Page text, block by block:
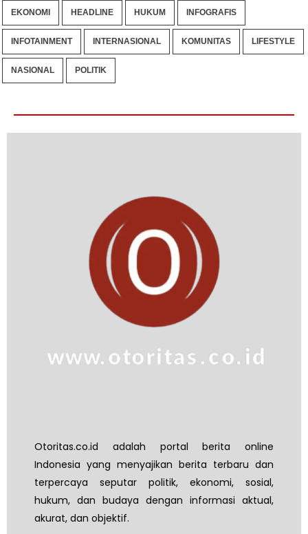
EKONOMI HEADLINE HUKUM INFOGRAFIS
INFOTAINMENT INTERNASIONAL KOMUNITAS LIFESTYLE
NASIONAL POLITIK
Otoritas.co.id adalah portal berita online
Indonesia yang menyajikan berita terbaru dan
terpercaya seputar politik, ekonomi, sosial,
hukum, dan budaya dengan informasi aktual,
akurat, dan objektif.